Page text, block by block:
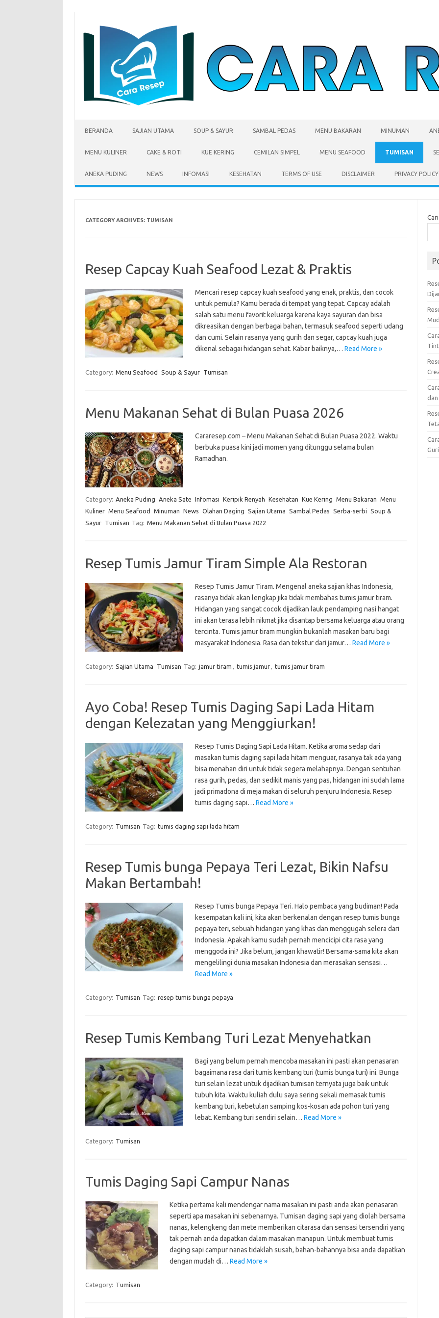
BERANDA SAJIAN UTAMA SOUP & SAYUR SAMBAL PEDAS MENU BAKARAN MINUMAN
MENU KULINER CAKE & ROTI KUE KERING CEMILAN SIMPEL MENU SEAFOOD TUMISAN
ANEKA PUDING NEWS INFOMASI KESEHATAN TERMS OF USE DISCLAIMER PRIVACY POLICY
CATEGORY ARCHIVES: TUMISAN
Resep Capcay Kuah Seafood Lezat & Praktis
Mencari resep capcay kuah seafood yang enak, praktis, dan cocok
untuk pemula? Kamu berada di tempat yang tepat. Capcay adalah
salah satu menu favorit keluarga karena kaya sayuran dan bisa
dikreasikan dengan berbagai bahan, termasuk seafood seperti udang
dan cumi. Selain rasanya yang gurih dan segar, capcay kuah juga
dikenal sebagai hidangan sehat. Kabar baiknya,… Read More »
Category: Menu Seafood Soup & Sayur Tumisan
Menu Makanan Sehat di Bulan Puasa 2026
Cararesep.com – Menu Makanan Sehat di Bulan Puasa 2022. Waktu
berbuka puasa kini jadi momen yang ditunggu selama bulan
Ramadhan.
Category: Aneka Puding Aneka Sate Infomasi Keripik Renyah Kesehatan Kue Kering Menu Bakaran Menu
Kuliner Menu Seafood Minuman News Olahan Daging Sajian Utama Sambal Pedas Serba-serbi Soup &
Sayur Tumisan Tag: Menu Makanan Sehat di Bulan Puasa 2022
Resep Tumis Jamur Tiram Simple Ala Restoran
Resep Tumis Jamur Tiram. Mengenal aneka sajian khas Indonesia,
rasanya tidak akan lengkap jika tidak membahas tumis jamur tiram.
Hidangan yang sangat cocok dijadikan lauk pendamping nasi hangat
ini akan terasa lebih nikmat jika disantap bersama keluarga atau orang
tercinta. Tumis jamur tiram mungkin bukanlah masakan baru bagi
masyarakat Indonesia. Rasa dan tekstur dari jamur… Read More »
Category: Sajian Utama Tumisan Tag: jamur tiram tumis jamur tumis jamur tiram
Ayo Coba! Resep Tumis Daging Sapi Lada Hitam
dengan Kelezatan yang Menggiurkan!
Resep Tumis Daging Sapi Lada Hitam. Ketika aroma sedap dari
masakan tumis daging sapi lada hitam menguar, rasanya tak ada yang
bisa menahan diri untuk tidak segera melahapnya. Dengan sentuhan
rasa gurih, pedas, dan sedikit manis yang pas, hidangan ini sudah lama
jadi primadona di meja makan di seluruh penjuru Indonesia. Resep
tumis daging sapi… Read More »
Category: Tumisan Tag: tumis daging sapi lada hitam
Resep Tumis bunga Pepaya Teri Lezat, Bikin Nafsu
Makan Bertambah!
Resep Tumis bunga Pepaya Teri. Halo pembaca yang budiman! Pada
kesempatan kali ini, kita akan berkenalan dengan resep tumis bunga
pepaya teri, sebuah hidangan yang khas dan menggugah selera dari
Indonesia. Apakah kamu sudah pernah mencicipi cita rasa yang
menggoda ini? Jika belum, jangan khawatir! Bersama-sama kita akan
mengelilingi dunia masakan Indonesia dan merasakan sensasi…
Read More »
Category: Tumisan Tag: resep tumis bunga pepaya
Resep Tumis Kembang Turi Lezat Menyehatkan
Bagi yang belum pernah mencoba masakan ini pasti akan penasaran
bagaimana rasa dari tumis kembang turi (tumis bunga turi) ini. Bunga
turi selain lezat untuk dijadikan tumisan ternyata juga baik untuk
tubuh kita. Waktu kuliah dulu saya sering sekali memasak tumis
kembang turi, kebetulan samping kos-kosan ada pohon turi yang
lebat. Kembang turi sendiri selain… Read More »
Category: Tumisan
Tumis Daging Sapi Campur Nanas
Ketika pertama kali mendengar nama masakan ini pasti anda akan penasaran
seperti apa masakan ini sebenarnya. Tumisan daging sapi yang diolah bersama
nanas, kelengkeng dan mete memberikan citarasa dan sensasi tersendiri yang
tak pernah anda dapatkan dalam masakan manapun. Untuk membuat tumis
daging sapi campur nanas tidaklah susah, bahan-bahannya bisa anda dapatkan
dengan mudah di… Read More »
Category: Tumisan
Cari